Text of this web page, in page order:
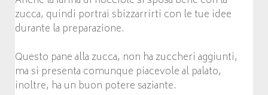
zucca, quindi portrai sbizzarrirti con le tue idee
durante la preparazione.
Questo pane alla zucca, non ha zuccheri aggiunti,
ma si presenta comunque piacevole al palato,
inoltre, ha un buon potere saziante.